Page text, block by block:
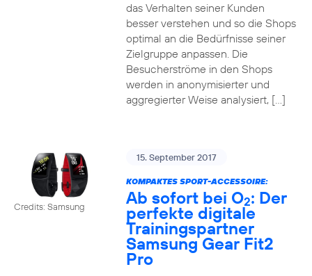
das Verhalten seiner Kunden
besser verstehen und so die Shops
optimal an die Bedürfnisse seiner
Zielgruppe anpassen. Die
Besucherströme in den Shops
werden in anonymisierter und
aggregierter Weise analysiert, […]
Credits: Samsung
15. September 2017
KOMPAKTES SPORT-ACCESSOIRE:
Ab sofort bei O2: Der
perfekte digitale
Trainingspartner
Samsung Gear Fit2
Pro